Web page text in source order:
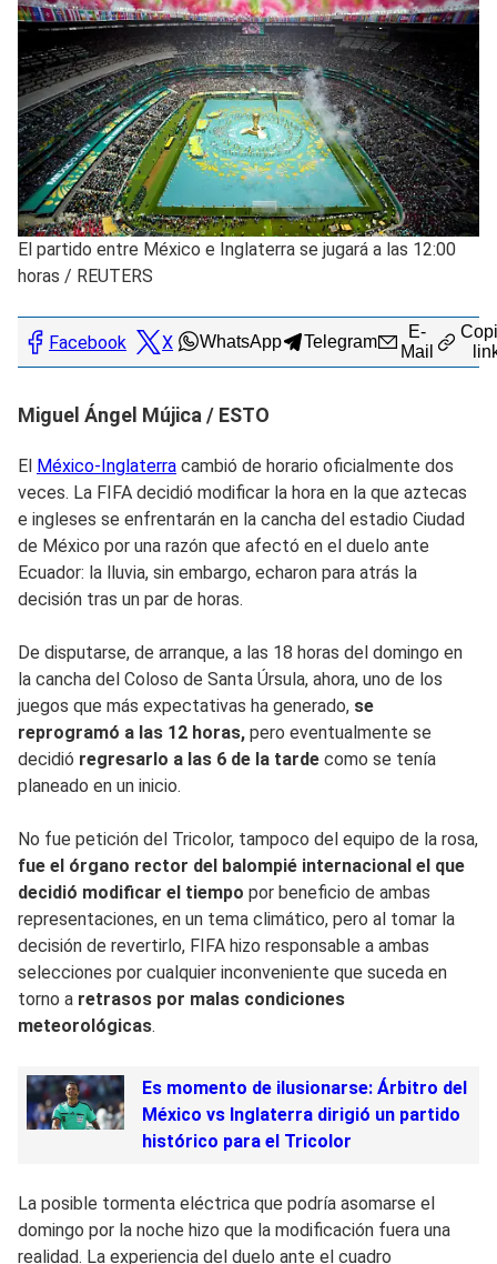
El partido entre México e Inglaterra se jugará a las 12:00
horas / REUTERS
Facebook X WhatsApp Telegram
E-
Mail
Miguel Ángel Mújica / ESTO
El México-Inglaterra cambió de horario oficialmente dos
veces. La FIFA decidió modificar la hora en la que aztecas
e ingleses se enfrentarán en la cancha del estadio Ciudad
de México por una razón que afectó en el duelo ante
Ecuador: la lluvia, sin embargo, echaron para atrás la
decisión tras un par de horas.
De disputarse, de arranque, a las 18 horas del domingo en
la cancha del Coloso de Santa Úrsula, ahora, uno de los
juegos que más expectativas ha generado, se
reprogramó a las 12 horas, pero eventualmente se
decidió regresarlo a las 6 de la tarde como se tenía
planeado en un inicio.
No fue petición del Tricolor, tampoco del equipo de la rosa,
fue el órgano rector del balompié internacional el que
decidió modificar el tiempo por beneficio de ambas
representaciones, en un tema climático, pero al tomar la
decisión de revertirlo, FIFA hizo responsable a ambas
selecciones por cualquier inconveniente que suceda en
torno a retrasos por malas condiciones
meteorológicas.
Es momento de ilusionarse: Árbitro del
México vs Inglaterra dirigió un partido
histórico para el Tricolor
La posible tormenta eléctrica que podría asomarse el
domingo por la noche hizo que la modificación fuera una
realidad. La experiencia del duelo ante el cuadro